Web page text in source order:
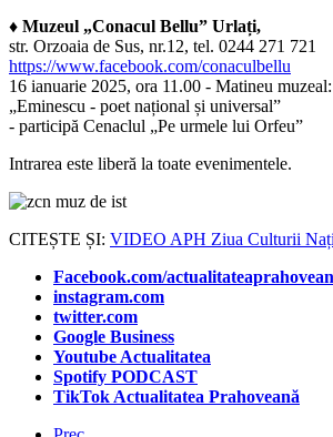
♦ Muzeul „Conacul Bellu” Urlați,
str. Orzoaia de Sus, nr.12, tel. 0244 271 721
https://www.facebook.com/conaculbellu
16 ianuarie 2025, ora 11.00 - Matineu muzeal:
„Eminescu - poet național și universal”
- participă Cenaclul „Pe urmele lui Orfeu”
Intrarea este liberă la toate evenimentele.
CITEȘTE ȘI: VIDEO APH Ziua Culturii
Facebook.com/
instagram.com
twitter.com
Google Business
Youtube Actualitatea
Spotify PODCAST
TikTok Actualitatea Prahoveană